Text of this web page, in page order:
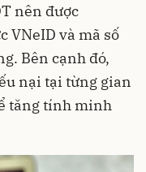
nên được
VNeID và mã số
Bên cạnh đó,
nại tại từng gian
tăng tính minh